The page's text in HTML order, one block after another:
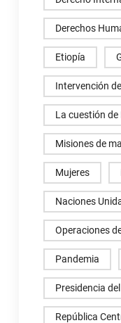
Derechos
Etiopía
Intervención
La cuestión de
Misiones de
Mujeres
Naciones
Operaciones
Pandemia
Presidencia
República